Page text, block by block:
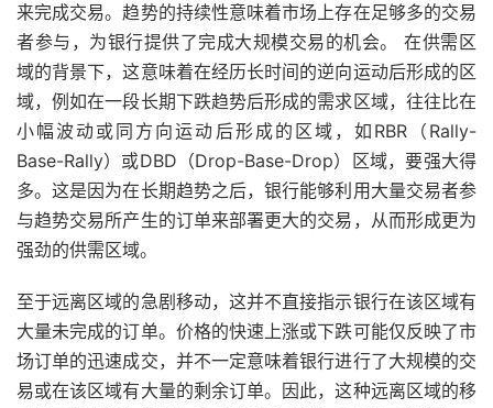
来完成交易。趋势的持续性意味着市场上存在足够多的交易
者参与，为银行提供了完成大规模交易的机会。 在供需区
域的背景下，这意味着在经历长时间的逆向运动后形成的区
域，例如在一段长期下跌趋势后形成的需求区域，往往比在
小幅波动或同方向运动后形成的区域，如RBR（Rally-
Base-Rally）或DBD（Drop-Base-Drop）区域，要强大得
多。这是因为在长期趋势之后，银行能够利用大量交易者参
与趋势交易所产生的订单来部署更大的交易，从而形成更为
强劲的供需区域。
至于远离区域的急剧移动，这并不直接指示银行在该区域有
大量未完成的订单。价格的快速上涨或下跌可能仅反映了市
场订单的迅速成交，并不一定意味着银行进行了大规模的交
易或在该区域有大量的剩余订单。因此，这种远离区域的移